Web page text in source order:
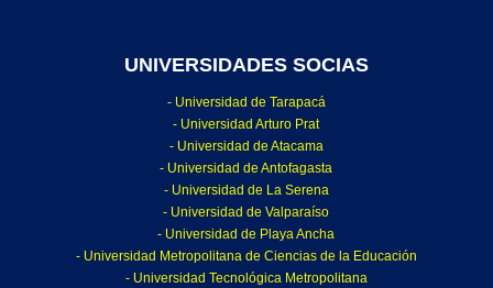
UNIVERSIDADES SOCIAS
- Universidad de Tarapacá
- Universidad Arturo Prat
- Universidad de Atacama
- Universidad de Antofagasta
- Universidad de La Serena
- Universidad de Valparaíso
- Universidad de Playa Ancha
- Universidad Metropolitana de Ciencias de la Educación
- Universidad Tecnológica Metropolitana